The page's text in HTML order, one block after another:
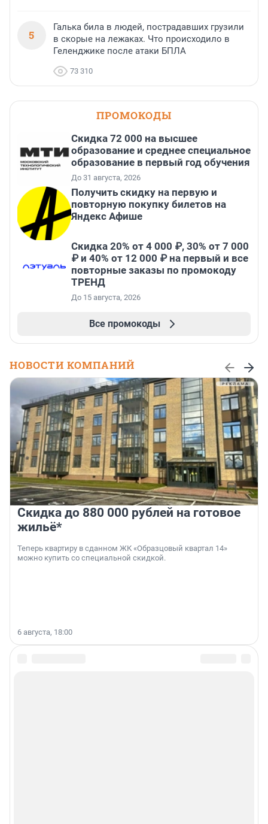
5
Галька била в людей, пострадавших грузили
в скорые на лежаках. Что происходило в
Геленджике после атаки БПЛА
73 310
ПРОМОКОДЫ
Скидка 72 000 на высшее
образование и среднее специальное
образование в первый год обучения
До 31 августа, 2026
Получить скидку на первую и
повторную покупку билетов на
Яндекс Афише
Скидка 20% от 4 000 ₽, 30% от 7 000
₽ и 40% от 12 000 ₽ на первый и все
повторные заказы по промокоду
ТРЕНД
До 15 августа, 2026
Все промокоды
НОВОСТИ КОМПАНИЙ
Скидка до 880 000 рублей на готовое
жильё*
Теперь квартиру в сданном ЖК «Образцовый квартал 14»
можно купить со специальной скидкой.
6 августа, 18:00